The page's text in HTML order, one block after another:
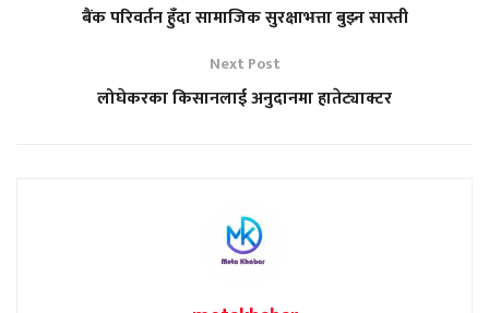
बैंक परिवर्तन हुँदा सामाजिक सुरक्षाभत्ता बुझ्न सास्ती
Next Post
लोघेकरका किसानलाई अनुदानमा हातेट्याक्टर